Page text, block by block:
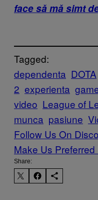
face să mă simt
Tagged:
dependenta DOTA
2 experienta
video League of
munca pasiune
Follow Us On
Make Us Preferred
Share: